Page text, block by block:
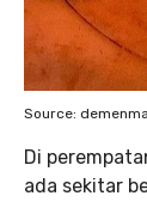
Source:
Di
ada sekitar